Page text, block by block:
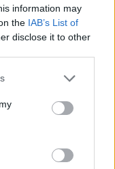
information may
the IAB’s List of
disclose it to other
or more Google
You may click to
party tags to
in below Google